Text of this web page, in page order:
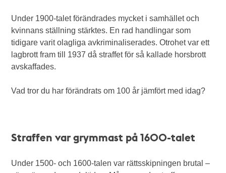
Under 1900-talet förändrades mycket i samhället och
kvinnans ställning stärktes. En rad handlingar som
tidigare varit olagliga avkriminaliserades. Otrohet var ett
lagbrott fram till 1937 då straffet för så kallade horsbrott
avskaffades.
Vad tror du har förändrats om 100 år jämfört med idag?
Straffen var grymmast på 1600-talet
Under 1500- och 1600-talen var rättsskipningen brutal –